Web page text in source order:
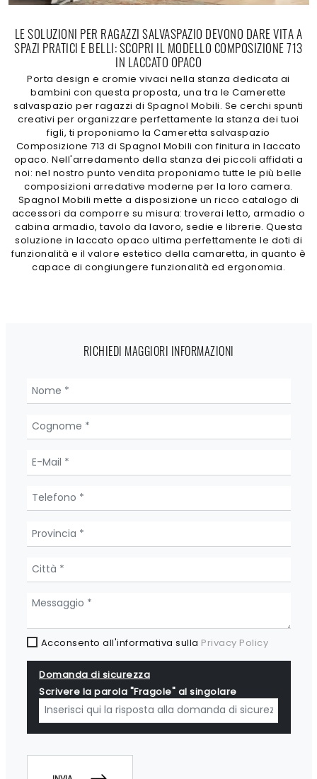
LE SOLUZIONI PER RAGAZZI SALVASPAZIO DEVONO DARE VITA A
SPAZI PRATICI E BELLI: SCOPRI IL MODELLO COMPOSIZIONE 713
IN LACCATO OPACO
Porta design e cromie vivaci nella stanza dedicata ai
bambini con questa proposta, una tra le Camerette
salvaspazio per ragazzi di Spagnol Mobili. Se cerchi spunti
creativi per organizzare perfettamente la stanza dei tuoi
figli, ti proponiamo la Cameretta salvaspazio
Composizione 713 di Spagnol Mobili con finitura in laccato
opaco. Nell'arredamento della stanza dei piccoli affidati a
noi: nel nostro punto vendita proponiamo tutte le più belle
composizioni arredative moderne per la loro camera.
Spagnol Mobili mette a disposizione un ricco catalogo di
accessori da comporre su misura: troverai letto, armadio o
cabina armadio, tavolo da lavoro, sedie e librerie. Questa
soluzione in laccato opaco ultima perfettamente le doti di
funzionalità e il valore estetico della camaretta, in quanto è
capace di congiungere funzionalità ed ergonomia.
RICHIEDI MAGGIORI INFORMAZIONI
Acconsento all'informativa sulla Privacy Policy
Domanda di sicurezza
Scrivere la parola "Fragole" al singolare